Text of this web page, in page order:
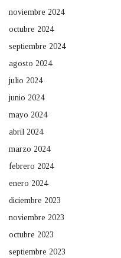
noviembre 2024
octubre 2024
septiembre 2024
agosto 2024
julio 2024
junio 2024
mayo 2024
abril 2024
marzo 2024
febrero 2024
enero 2024
diciembre 2023
noviembre 2023
octubre 2023
septiembre 2023